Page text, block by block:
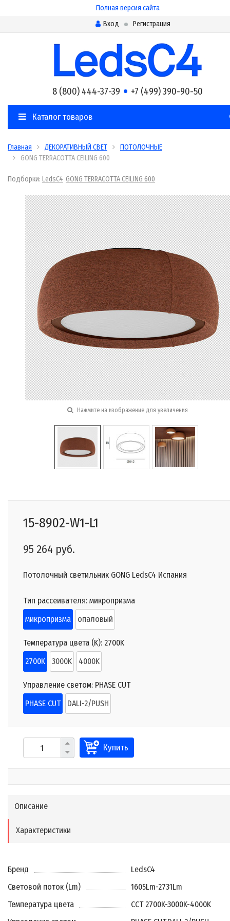
Полная версия сайта
Вход
Регистрация
8 (800) 444-37-39 +7 (499) 390-90-50
Каталог товаров
Главная ДЕКОРАТИВНЫЙ СВЕТ
ПОТОЛОЧНЫЕ
GONG TERRACOTTA CEILING 600
Подборки: LedsC4 GONG TERRACOTTA CEILING 600
Нажмите на изображение для увеличения
15-8902-W1-L1
95 264 руб.
Потолочный светильник GONG LedsC4 Испания
Тип рассеивателя: микропризма
микропризма
опаловый
Температура цвета (K): 2700K
2700K
3000K 4000K
Управление светом: PHASE CUT
PHASE CUT
DALI-2/PUSH
Купить
Описание
Характеристики
Бренд
LedsC4
Световой поток (Lm)
1605Lm-2731Lm
Температура цвета
CCT 2700K-3000K-4000K